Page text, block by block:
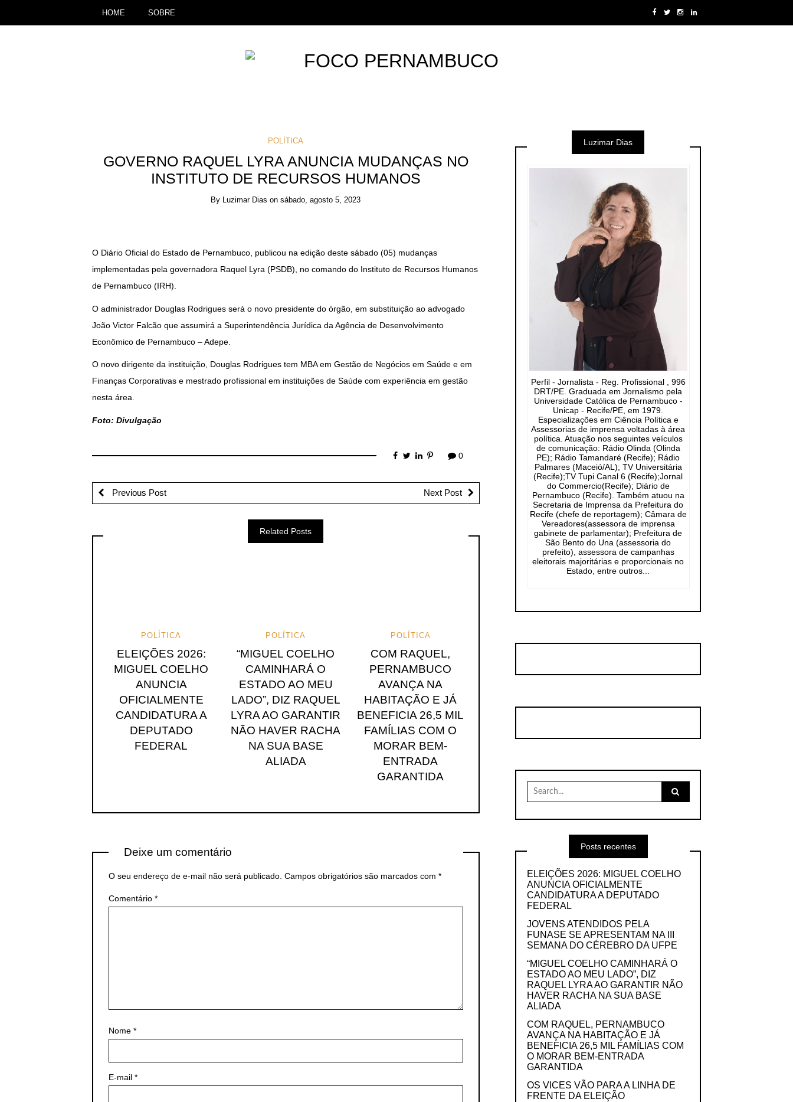
HOME SOBRE
POLÍTICA
GOVERNO RAQUEL LYRA ANUNCIA MUDANÇAS NO
INSTITUTO DE RECURSOS HUMANOS
By Luzimar Dias onsábado, agosto 5, 2023
O Diário Oficial do Estado de Pernambuco, publicou na edição deste sábado (05) mudanças
implementadas pela governadora Raquel Lyra (PSDB), no comando do Instituto de Recursos Humanos
de Pernambuco (IRH).
O administrador Douglas Rodrigues será o novo presidente do órgão, em substituição ao advogado
João Victor Falcão que assumirá a Superintendência Jurídica da Agência de Desenvolvimento
Econômico de Pernambuco – Adepe.
O novo dirigente da instituição, Douglas Rodrigues tem MBA em Gestão de Negócios em Saúde e em
Finanças Corporativas e mestrado profissional em instituições de Saúde com experiência em gestão
nesta área.
Foto: Divulgação
0
Previous Post Next Post
Related Posts
POLÍTICA
ELEIÇÕES 2026:
MIGUEL COELHO
ANUNCIA
OFICIALMENTE
CANDIDATURA A
DEPUTADO
FEDERAL
POLÍTICA
“MIGUEL COELHO
CAMINHARÁ O
ESTADO AO MEU
LADO”, DIZ RAQUEL
LYRA AO GARANTIR
NÃO HAVER RACHA
NA SUA BASE
ALIADA
POLÍTICA
COM RAQUEL,
PERNAMBUCO
AVANÇA NA
HABITAÇÃO E JÁ
BENEFICIA 26,5 MIL
FAMÍLIAS COM O
MORAR BEM-
ENTRADA
GARANTIDA
Deixe um comentário
O seu endereço de e-mail não será publicado. Campos obrigatórios são marcados com *
Comentário *
Nome *
E-mail *
Luzimar Dias
Perfil - Jornalista - Reg. Profissional , 996
DRT/PE. Graduada em Jornalismo pela
Universidade Católica de Pernambuco -
Unicap - Recife/PE, em 1979.
Especializações em Ciência Política e
Assessorias de imprensa voltadas à área
política. Atuação nos seguintes veículos
de comunicação: Rádio Olinda (Olinda
PE); Rádio Tamandaré (Recife); Rádio
Palmares (Maceió/AL); TV Universitária
(Recife);TV Tupi Canal 6 (Recife);Jornal
do Commercio(Recife); Diário de
Pernambuco (Recife). Também atuou na
Secretaria de Imprensa da Prefeitura do
Recife (chefe de reportagem); Câmara de
Vereadores(assessora de imprensa
gabinete de parlamentar); Prefeitura de
São Bento do Una (assessoria do
prefeito), assessora de campanhas
eleitorais majoritárias e proporcionais no
Estado, entre outros...
Search
for:
Posts recentes
ELEIÇÕES 2026: MIGUEL COELHO
ANUNCIA OFICIALMENTE
CANDIDATURA A DEPUTADO
FEDERAL
JOVENS ATENDIDOS PELA
FUNASE SE APRESENTAM NA III
SEMANA DO CÉREBRO DA UFPE
“MIGUEL COELHO CAMINHARÁ O
ESTADO AO MEU LADO”, DIZ
RAQUEL LYRA AO GARANTIR NÃO
HAVER RACHA NA SUA BASE
ALIADA
COM RAQUEL, PERNAMBUCO
AVANÇA NA HABITAÇÃO E JÁ
BENEFICIA 26,5 MIL FAMÍLIAS COM
O MORAR BEM-ENTRADA
GARANTIDA
OS VICES VÃO PARA A LINHA DE
FRENTE DA ELEIÇÃO